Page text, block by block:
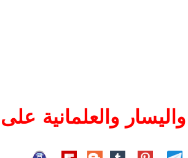
والعلمانية على